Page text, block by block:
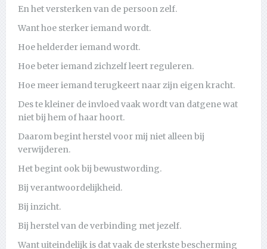
En het versterken van de persoon zelf.
Want hoe sterker iemand wordt.
Hoe helderder iemand wordt.
Hoe beter iemand zichzelf leert reguleren.
Hoe meer iemand terugkeert naar zijn eigen kracht.
Des te kleiner de invloed vaak wordt van datgene wat
niet bij hem of haar hoort.
Daarom begint herstel voor mij niet alleen bij
verwijderen.
Het begint ook bij bewustwording.
Bij verantwoordelijkheid.
Bij inzicht.
Bij herstel van de verbinding met jezelf.
Want uiteindelijk is dat vaak de sterkste bescherming